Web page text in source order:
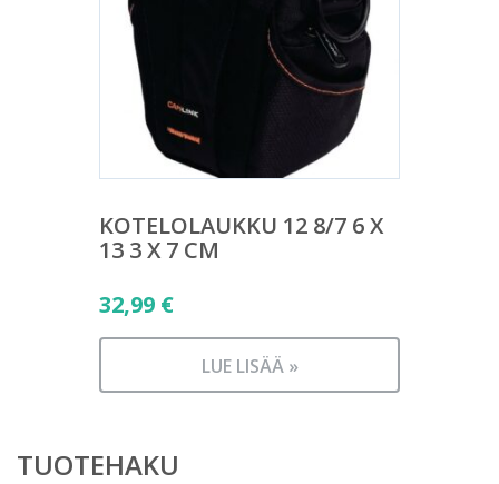
KOTELOLAUKKU 12 8/7 6 X
13 3 X 7 CM
32,99 €
LUE LISÄÄ »
TUOTEHAKU